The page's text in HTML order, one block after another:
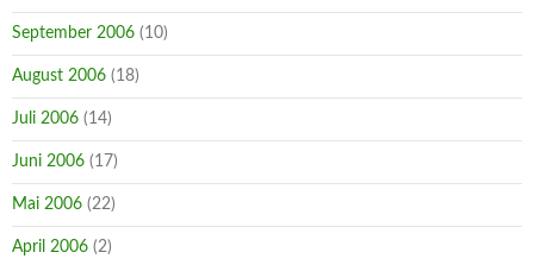
September 2006 (10)
August 2006 (18)
Juli 2006 (14)
Juni 2006 (17)
Mai 2006 (22)
April 2006 (2)